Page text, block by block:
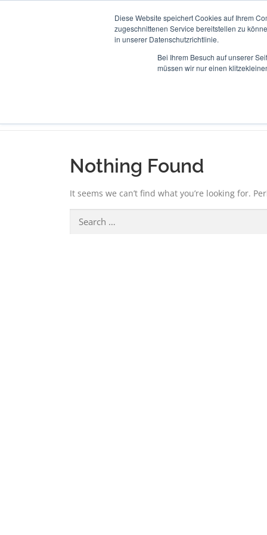
Diese Website speichert Cookies auf Ihrem
zugeschnittenen Service bereitstellen zu
in unserer Datenschutzrichtlinie.
Bei Ihrem Besuch auf unserer
müssen wir nur einen
ABOUT
MEDIA FOLDER:DEUTSCH
Nothing Found
It seems we can’t find what you’re looking for.
for: